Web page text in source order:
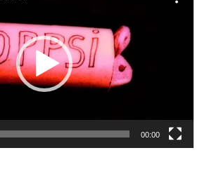
00:00